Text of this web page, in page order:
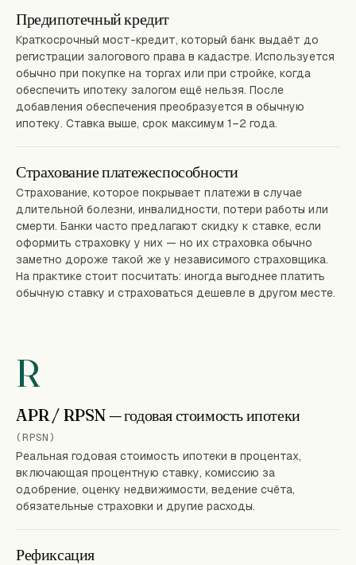
Предипотечный кредит
Краткосрочный мост-кредит, который банк выдаёт до
регистрации залогового права в кадастре. Используется
обычно при покупке на торгах или при стройке, когда
обеспечить ипотеку залогом ещё нельзя. После
добавления обеспечения преобразуется в обычную
ипотеку. Ставка выше, срок максимум 1–2 года.
Страхование платежеспособности
Страхование, которое покрывает платежи в случае
длительной болезни, инвалидности, потери работы или
смерти. Банки часто предлагают скидку к ставке, если
оформить страховку у них — но их страховка обычно
заметно дороже такой же у независимого страховщика.
На практике стоит посчитать: иногда выгоднее платить
обычную ставку и страховаться дешевле в другом месте.
R
APR / RPSN — годовая стоимость ипотеки
(RPSN)
Реальная годовая стоимость ипотеки в процентах,
включающая процентную ставку, комиссию за
одобрение, оценку недвижимости, ведение счёта,
обязательные страховки и другие расходы.
Рефиксация